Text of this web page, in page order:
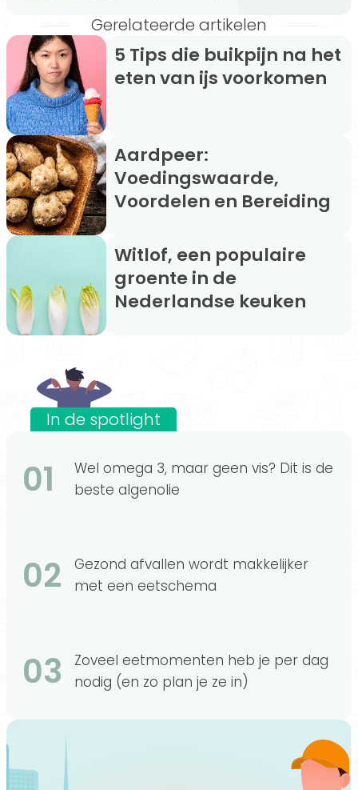
Gerelateerde artikelen
5 Tips die buikpijn na het
eten van ijs voorkomen
Aardpeer:
Voedingswaarde,
Voordelen en Bereiding
Witlof, een populaire
groente in de
Nederlandse keuken
In de spotlight
01
Wel omega 3, maar geen vis? Dit is de
beste algenolie
02
Gezond afvallen wordt makkelijker
met een eetschema
03
Zoveel eetmomenten heb je per dag
nodig (en zo plan je ze in)